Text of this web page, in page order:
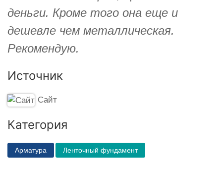
деньги. Кроме того она еще и
дешевле чем металлическая.
Рекомендую.
Источник
Сайт
Категория
Арматура Ленточный фундамент